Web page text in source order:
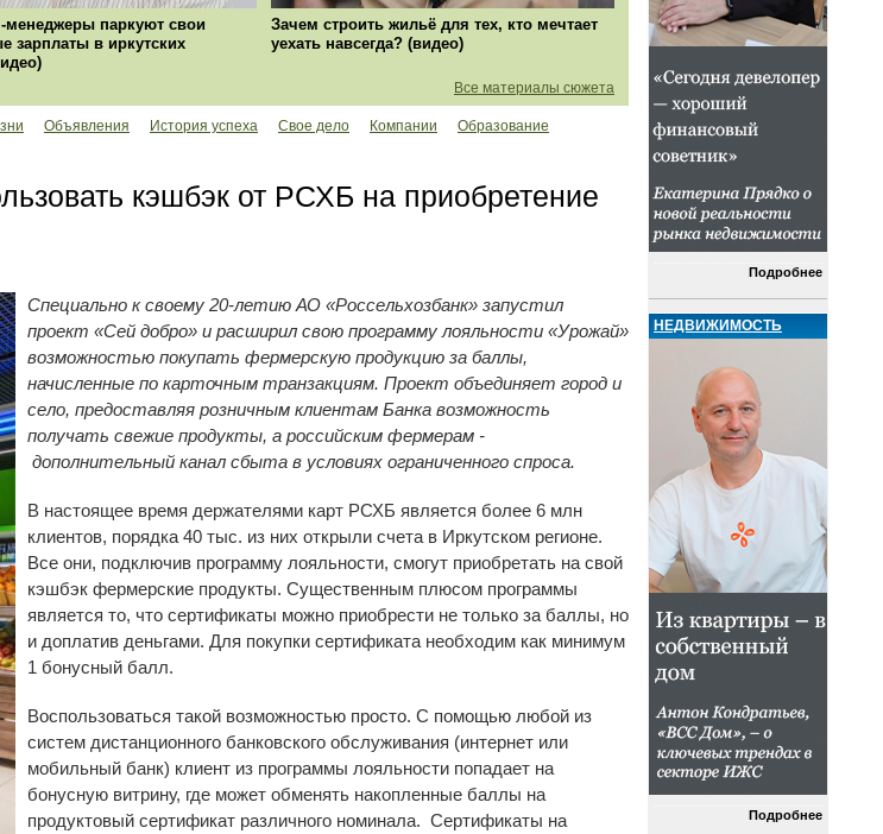
менеджеры паркуют свои
зарплаты в иркутских
Зачем строить жильё для тех, кто мечтает
уехать навсегда? (видео)
Все материалы сюжета
Объявления История успеха Свое дело Компании
Образование
кэшбэк от РСХБ на приобретение
Специально к своему 20-летию АО «Россельхозбанк» запустил
проект «Сей добро» и расширил свою программу лояльности «Урожай»
возможностью покупать фермерскую продукцию за баллы,
начисленные по карточным транзакциям. Проект объединяет город и
село, предоставляя розничным клиентам Банка возможность
получать свежие продукты, а российским фермерам -
дополнительный канал сбыта в условиях ограниченного спроса.
В настоящее время держателями карт РСХБ является более 6 млн
клиентов, порядка 40 тыс. из них открыли счета в Иркутском регионе.
Все они, подключив программу лояльности, смогут приобретать на свой
кэшбэк фермерские продукты. Существенным плюсом программы
является то, что сертификаты можно приобрести не только за баллы, но
и доплатив деньгами. Для покупки сертификата необходим как минимум
1 бонусный балл.
Воспользоваться такой возможностью просто. С помощью любой из
систем дистанционного банковского обслуживания (интернет или
мобильный банк) клиент из программы лояльности попадает на
бонусную витрину, где может обменять накопленные баллы на
продуктовый сертификат различного номинала. Сертификаты на
Подробнее
НЕДВИЖИМОСТЬ
Подробнее